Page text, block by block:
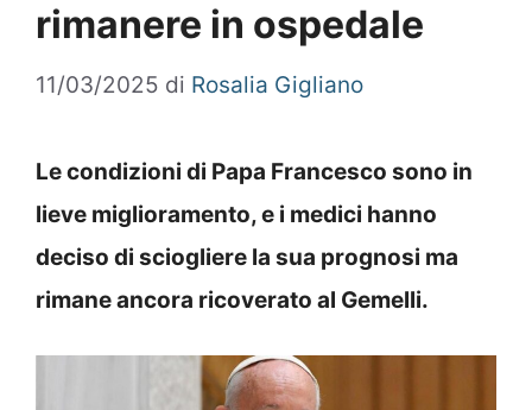
rimanere in ospedale
11/03/2025 di Rosalia Gigliano
Le condizioni di Papa Francesco sono in
lieve miglioramento, e i medici hanno
deciso di sciogliere la sua prognosi ma
rimane ancora ricoverato al Gemelli.